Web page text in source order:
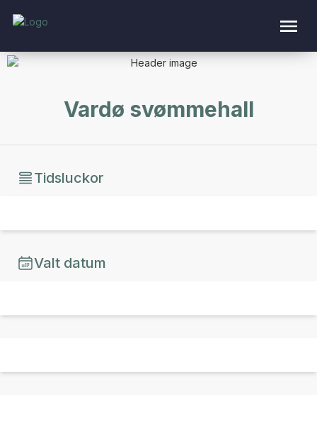
Vardø svømmehall
Tidsluckor
Valt datum